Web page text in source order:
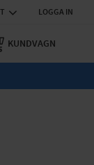
LOGGA IN
KUNDVAGN